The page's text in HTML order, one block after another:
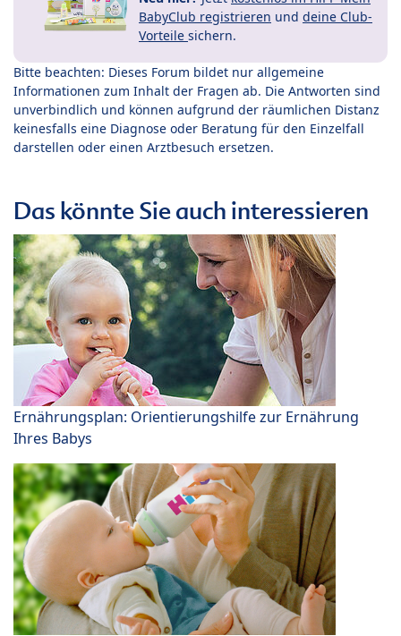
BabyClub registrieren und deine Club-
Vorteile sichern.
Bitte beachten: Dieses Forum bildet nur allgemeine
Informationen zum Inhalt der Fragen ab. Die Antworten sind
unverbindlich und können aufgrund der räumlichen Distanz
keinesfalls eine Diagnose oder Beratung für den Einzelfall
darstellen oder einen Arztbesuch ersetzen.
Das könnte Sie auch interessieren
Ernährungsplan: Orientierungshilfe zur Ernährung
Ihres Babys